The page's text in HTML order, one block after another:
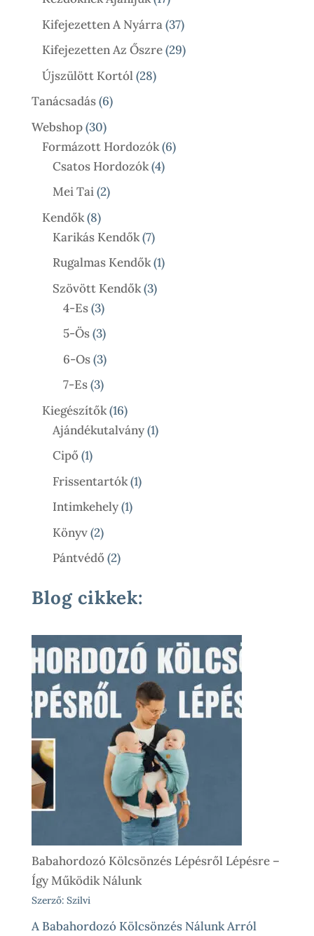
Termék
Kifejezetten A Nyárra 3737
Termék
Kifejezetten Az Őszre 2929
Újszülött Kortól 2828
Tanácsadás 66
Webshop 3030
Termék
Formázott Hordozók 66
Csatos Hordozók 44
Mei Tai 22
Kendők 88
Termék
Karikás Kendők 77
Termék
Rugalmas Kendők 11
Szövött Kendők 33
4-Es 33
Termék
5-Ös 33
Termék
6-Os 33
Termék
7-Es 33
Termék
Kiegészítők 1616
Termék
Ajándékutalvány 11
Cipő 11
Termék
Frissentartók 11
Intimkehely 11
Könyv 22
Termék
Pántvédő 22
Blog cikkek:
Babahordozó Kölcsönzés Lépésről Lépésre –
Így Működik Nálunk
Szerző: Szilvi
A Babahordozó Kölcsönzés Nálunk Arról